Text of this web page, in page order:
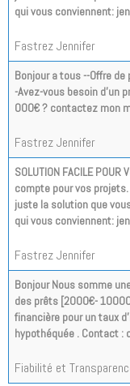
qui vous conviennent:
Fastrez Jennifer
Bonjour a tous --Offre
-Avez-vous besoin d'un
000€ ? contactez mon
Fastrez Jennifer
SOLUTION FACILE
compte pour vos
juste la solution que
qui vous conviennent:
Fastrez Jennifer
Bonjour Nous somme
des prêts [2000€-
financière pour un taux
hypothéquée . Contact :
Fiabilité et